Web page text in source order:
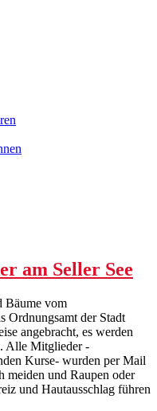
am Seller See
Bäume vom
Ordnungsamt der Stadt
angebracht, es werden
Alle Mitglieder -
Kurse- wurden per Mail
meiden und Raupen oder
und Hautausschlag führen